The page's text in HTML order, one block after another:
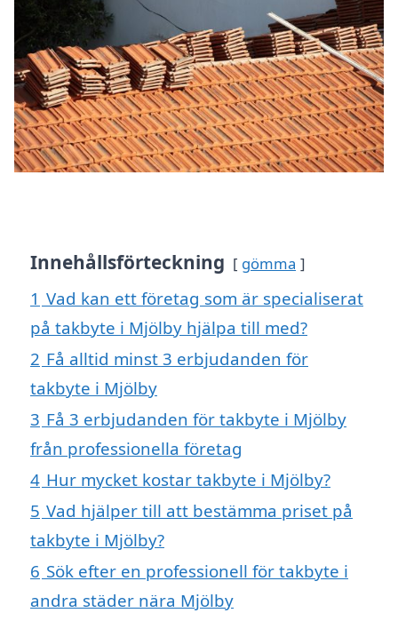
Innehållsförteckning gömma
1 Vad kan ett företag som är specialiserat
på takbyte i Mjölby hjälpa till med?
2 Få alltid minst 3 erbjudanden för
takbyte i Mjölby
3 Få 3 erbjudanden för takbyte i Mjölby
från professionella företag
4 Hur mycket kostar takbyte i Mjölby?
5 Vad hjälper till att bestämma priset på
takbyte i Mjölby?
6 Sök efter en professionell för takbyte i
andra städer nära Mjölby